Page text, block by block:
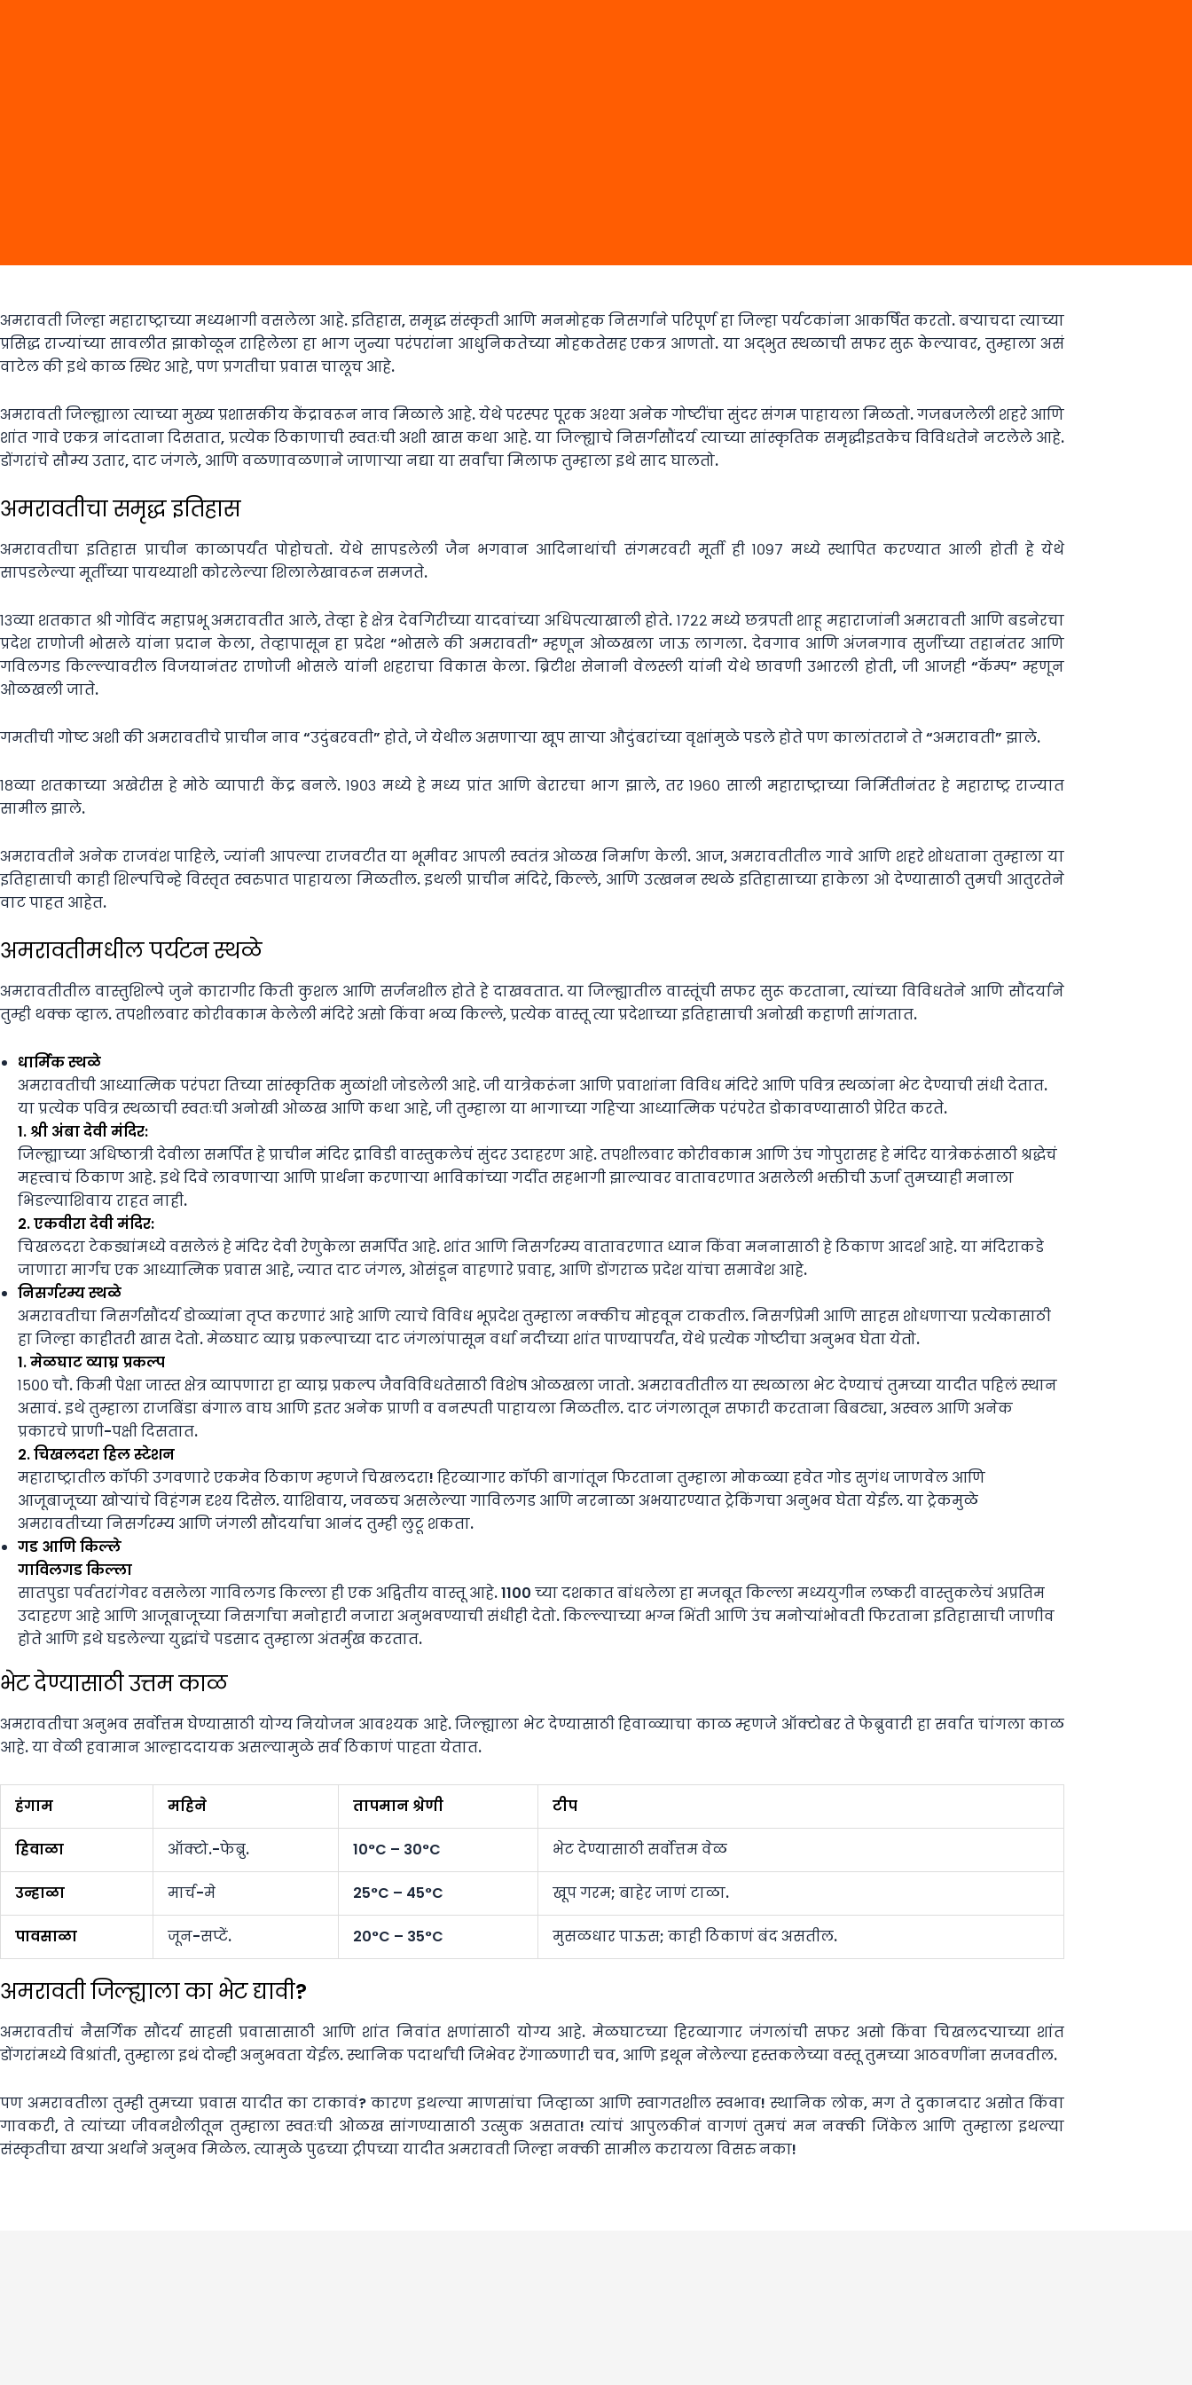
अमरावती जिल्हा महाराष्ट्राच्या मध्यभागी वसलेला आहे. इतिहास, समृद्ध संस्कृती आणि मनमोहक निसर्गाने परिपूर्ण हा जिल्हा पर्यटकांना आकर्षित करतो. बर्‍याचदा त्याच्या
प्रसिद्ध राज्यांच्या सावलीत झाकोळून राहिलेला हा भाग जुन्या परंपरांना आधुनिकतेच्या मोहकतेसह एकत्र आणतो. या अद्भुत स्थळाची सफर सुरू केल्यावर, तुम्हाला असं
वाटेल की इथे काळ स्थिर आहे, पण प्रगतीचा प्रवास चालूच आहे.
अमरावती जिल्ह्याला त्याच्या मुख्य प्रशासकीय केंद्रावरून नाव मिळाले आहे. येथे परस्पर पूरक अश्या अनेक गोष्टींचा सुंदर संगम पाहायला मिळतो. गजबजलेली शहरे आणि
शांत गावे एकत्र नांदताना दिसतात, प्रत्येक ठिकाणाची स्वतःची अशी खास कथा आहे. या जिल्ह्याचे निसर्गसौंदर्य त्याच्या सांस्कृतिक समृद्धीइतकेच विविधतेने नटलेले आहे.
डोंगरांचे सौम्य उतार, दाट जंगले, आणि वळणावळणाने जाणाऱ्या नद्या या सर्वांचा मिलाफ तुम्हाला इथे साद घालतो.
अमरावतीचा समृद्ध इतिहास
अमरावतीचा इतिहास प्राचीन काळापर्यंत पोहोचतो. येथे सापडलेली जैन भगवान आदिनाथांची संगमरवरी मूर्ती ही १०९७ मध्ये स्थापित करण्यात आली होती हे येथे
सापडलेल्या मूर्तीच्या पायथ्याशी कोरलेल्या शिलालेखावरून समजते.
१३व्या शतकात श्री गोविंद महाप्रभू अमरावतीत आले, तेव्हा हे क्षेत्र देवगिरीच्या यादवांच्या अधिपत्याखाली होते. १७२२ मध्ये छत्रपती शाहू महाराजांनी अमरावती आणि बडनेरचा
प्रदेश राणोजी भोसले यांना प्रदान केला, तेव्हापासून हा प्रदेश “भोसले की अमरावती” म्हणून ओळखला जाऊ लागला. देवगाव आणि अंजनगाव सुर्जीच्या तहानंतर आणि
गविलगड किल्ल्यावरील विजयानंतर राणोजी भोसले यांनी शहराचा विकास केला. ब्रिटीश सेनानी वेलस्ली यांनी येथे छावणी उभारली होती, जी आजही “कॅम्प” म्हणून
ओळखली जाते.
गमतीची गोष्ट अशी की अमरावतीचे प्राचीन नाव “उदुंबरवती” होते, जे येथील असणाऱ्या खूप साऱ्या औदुंबरांच्या वृक्षांमुळे पडले होते पण कालांतराने ते “अमरावती” झाले.
१८व्या शतकाच्या अखेरीस हे मोठे व्यापारी केंद्र बनले. १९०३ मध्ये हे मध्य प्रांत आणि बेरारचा भाग झाले, तर १९६० साली महाराष्ट्राच्या निर्मितीनंतर हे महाराष्ट्र राज्यात
सामील झाले.
अमरावतीने अनेक राजवंश पाहिले, ज्यांनी आपल्या राजवटीत या भूमीवर आपली स्वतंत्र ओळख निर्माण केली. आज, अमरावतीतील गावे आणि शहरे शोधताना तुम्हाला या
इतिहासाची काही शिल्पचिन्हे विस्तृत स्वरुपात पाहायला मिळतील. इथली प्राचीन मंदिरे, किल्ले, आणि उत्खनन स्थळे इतिहासाच्या हाकेला ओ देण्यासाठी तुमची आतुरतेने
वाट पाहत आहेत.
अमरावतीमधील पर्यटन स्थळे
अमरावतीतील वास्तुशिल्पे जुने कारागीर किती कुशल आणि सर्जनशील होते हे दाखवतात. या जिल्ह्यातील वास्तूंची सफर सुरू करताना, त्यांच्या विविधतेने आणि सौंदर्याने
तुम्ही थक्क व्हाल. तपशीलवार कोरीवकाम केलेली मंदिरे असो किंवा भव्य किल्ले, प्रत्येक वास्तू त्या प्रदेशाच्या इतिहासाची अनोखी कहाणी सांगतात.
धार्मिक स्थळे
अमरावतीची आध्यात्मिक परंपरा तिच्या सांस्कृतिक मुळांशी जोडलेली आहे. जी यात्रेकरूंना आणि प्रवाशांना विविध मंदिरे आणि पवित्र स्थळांना भेट देण्याची संधी देतात.
या प्रत्येक पवित्र स्थळाची स्वतःची अनोखी ओळख आणि कथा आहे, जी तुम्हाला या भागाच्या गहिर्‍या आध्यात्मिक परंपरेत डोकावण्यासाठी प्रेरित करते.
1. श्री अंबा देवी मंदिर:
जिल्ह्याच्या अधिष्ठात्री देवीला समर्पित हे प्राचीन मंदिर द्राविडी वास्तुकलेचं सुंदर उदाहरण आहे. तपशीलवार कोरीवकाम आणि उंच गोपुरासह हे मंदिर यात्रेकरूंसाठी श्रद्धेचं
महत्त्वाचं ठिकाण आहे. इथे दिवे लावणाऱ्या आणि प्रार्थना करणाऱ्या भाविकांच्या गर्दीत सहभागी झाल्यावर वातावरणात असलेली भक्तीची ऊर्जा तुमच्याही मनाला
भिडल्याशिवाय राहत नाही.
2. एकवीरा देवी मंदिर:
चिखलदरा टेकड्यांमध्ये वसलेलं हे मंदिर देवी रेणुकेला समर्पित आहे. शांत आणि निसर्गरम्य वातावरणात ध्यान किंवा मननासाठी हे ठिकाण आदर्श आहे. या मंदिराकडे
जाणारा मार्गच एक आध्यात्मिक प्रवास आहे, ज्यात दाट जंगल, ओसंडून वाहणारे प्रवाह, आणि डोंगराळ प्रदेश यांचा समावेश आहे.
निसर्गरम्य स्थळे
अमरावतीचा निसर्गसौंदर्य डोळ्यांना तृप्त करणारं आहे आणि त्याचे विविध भूप्रदेश तुम्हाला नक्कीच मोहवून टाकतील. निसर्गप्रेमी आणि साहस शोधणाऱ्या प्रत्येकासाठी
हा जिल्हा काहीतरी खास देतो. मेळघाट व्याघ्र प्रकल्पाच्या दाट जंगलांपासून वर्धा नदीच्या शांत पाण्यापर्यंत, येथे प्रत्येक गोष्टीचा अनुभव घेता येतो.
1. मेळघाट व्याघ्र प्रकल्प
१५०० चौ. किमी पेक्षा जास्त क्षेत्र व्यापणारा हा व्याघ्र प्रकल्प जैवविविधतेसाठी विशेष ओळखला जातो. अमरावतीतील या स्थळाला भेट देण्याचं तुमच्या यादीत पहिलं स्थान
असावं. इथे तुम्हाला राजबिंडा बंगाल वाघ आणि इतर अनेक प्राणी व वनस्पती पाहायला मिळतील. दाट जंगलातून सफारी करताना बिबट्या, अस्वल आणि अनेक
प्रकारचे प्राणी-पक्षी दिसतात.
2. चिखलदरा हिल स्टेशन
महाराष्ट्रातील कॉफी उगवणारे एकमेव ठिकाण म्हणजे चिखलदरा! हिरव्यागार कॉफी बागांतून फिरताना तुम्हाला मोकळ्या हवेत गोड सुगंध जाणवेल आणि
आजूबाजूच्या खोर्‍यांचे विहंगम दृश्य दिसेल. याशिवाय, जवळच असलेल्या गाविलगड आणि नरनाळा अभयारण्यात ट्रेकिंगचा अनुभव घेता येईल. या ट्रेकमुळे
अमरावतीच्या निसर्गरम्य आणि जंगली सौंदर्याचा आनंद तुम्ही लुटू शकता.
गड आणि किल्ले
गाविलगड किल्ला
सातपुडा पर्वतरांगेवर वसलेला गाविलगड किल्ला ही एक अद्वितीय वास्तू आहे. 1100 च्या दशकात बांधलेला हा मजबूत किल्ला मध्ययुगीन लष्करी वास्तुकलेचं अप्रतिम
उदाहरण आहे आणि आजूबाजूच्या निसर्गाचा मनोहारी नजारा अनुभवण्याची संधीही देतो. किल्ल्याच्या भग्न भिंती आणि उंच मनोऱ्यांभोवती फिरताना इतिहासाची जाणीव
होते आणि इथे घडलेल्या युद्धांचे पडसाद तुम्हाला अंतर्मुख करतात.
भेट देण्यासाठी उत्तम काळ
अमरावतीचा अनुभव सर्वोत्तम घेण्यासाठी योग्य नियोजन आवश्यक आहे. जिल्ह्याला भेट देण्यासाठी हिवाळ्याचा काळ म्हणजे ऑक्टोबर ते फेब्रुवारी हा सर्वात चांगला काळ
आहे. या वेळी हवामान आल्हाददायक असल्यामुळे सर्व ठिकाणं पाहता येतात.
हंगाम महिने तापमान श्रेणी टीप
हिवाळा ऑक्टो.-फेब्रु. 10°C – 30°C भेट देण्यासाठी सर्वोत्तम वेळ
उन्हाळा मार्च-मे 25°C – 45°C खूप गरम; बाहेर जाणं टाळा.
पावसाळा जून-सप्टें. 20°C – 35°C मुसळधार पाऊस; काही ठिकाणं बंद असतील.
अमरावती जिल्ह्याला का भेट द्यावी?
अमरावतीचं नैसर्गिक सौंदर्य साहसी प्रवासासाठी आणि शांत निवांत क्षणांसाठी योग्य आहे. मेळघाटच्या हिरव्यागार जंगलांची सफर असो किंवा चिखलदऱ्याच्या शांत
डोंगरांमध्ये विश्रांती, तुम्हाला इथं दोन्ही अनुभवता येईल. स्थानिक पदार्थांची जिभेवर रेंगाळणारी चव, आणि इथून नेलेल्या हस्तकलेच्या वस्तू तुमच्या आठवणींना सजवतील.
पण अमरावतीला तुम्ही तुमच्या प्रवास यादीत का टाकावं? कारण इथल्या माणसांचा जिव्हाळा आणि स्वागतशील स्वभाव! स्थानिक लोक, मग ते दुकानदार असोत किंवा
गावकरी, ते त्यांच्या जीवनशैलीतून तुम्हाला स्वतःची ओळख सांगण्यासाठी उत्सुक असतात! त्यांचं आपुलकीनं वागणं तुमचं मन नक्की जिंकेल आणि तुम्हाला इथल्या
संस्कृतीचा खऱ्या अर्थाने अनुभव मिळेल. त्यामुळे पुढच्या ट्रीपच्या यादीत अमरावती जिल्हा नक्की सामील करायला विसरु नका!